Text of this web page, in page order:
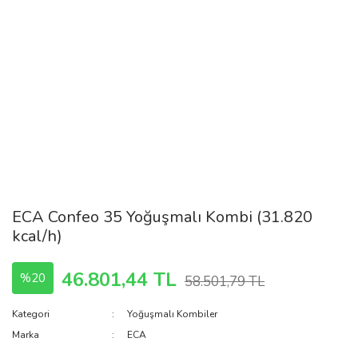
ECA Confeo 35 Yoğuşmalı Kombi (31.820
kcal/h)
%20 46.801,44 TL 58.501,79 TL
Kategori
Yoğuşmalı Kombiler
Marka
ECA